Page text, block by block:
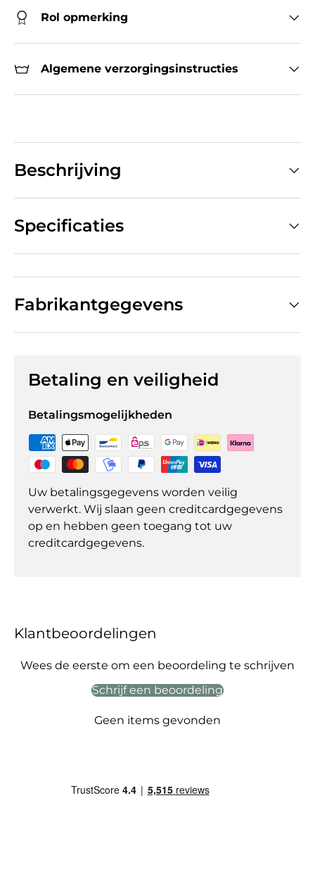
Rol opmerking
Algemene verzorgingsinstructies
Beschrijving
Specificaties
Fabrikantgegevens
Betaling en veiligheid
Betalingsmogelijkheden
Uw betalingsgegevens worden veilig
verwerkt. Wij slaan geen creditcardgegevens
op en hebben geen toegang tot uw
creditcardgegevens.
Klantbeoordelingen
Wees de eerste om een beoordeling te schrijven
Schrijf een beoordeling
Geen items gevonden